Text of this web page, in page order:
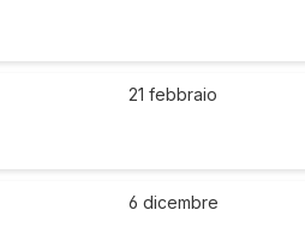
21 febbraio
6 dicembre